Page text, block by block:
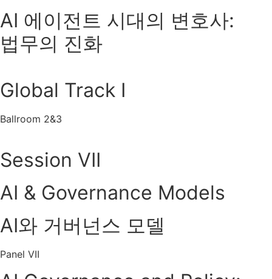
AI 에이전트 시대의 변호사:
법무의 진화
Global Track I
Ballroom 2&3
Session VII
AI & Governance Models
AI와 거버넌스 모델
Panel VII